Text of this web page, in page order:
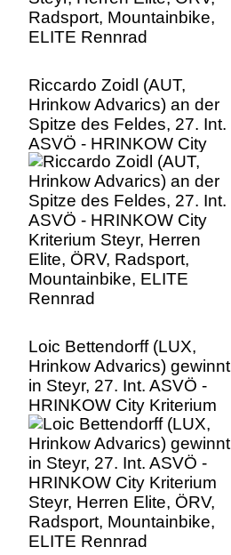
Riccardo Zoidl (AUT,
Hrinkow Advarics) an der
Spitze des Feldes, 27. Int.
ASVÖ - HRINKOW City
Kriterium Steyr, Herren
Elite, ÖRV, Radsport,
Mountainbike, ELITE
Rennrad
Loic Bettendorff (LUX,
Hrinkow Advarics) gewinnt
in Steyr, 27. Int. ASVÖ -
HRINKOW City Kriterium
Steyr, Herren Elite, ÖRV,
Radsport, Mountainbike,
ELITE Rennrad